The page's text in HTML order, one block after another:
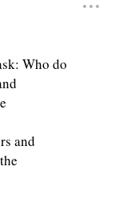
Who do
and